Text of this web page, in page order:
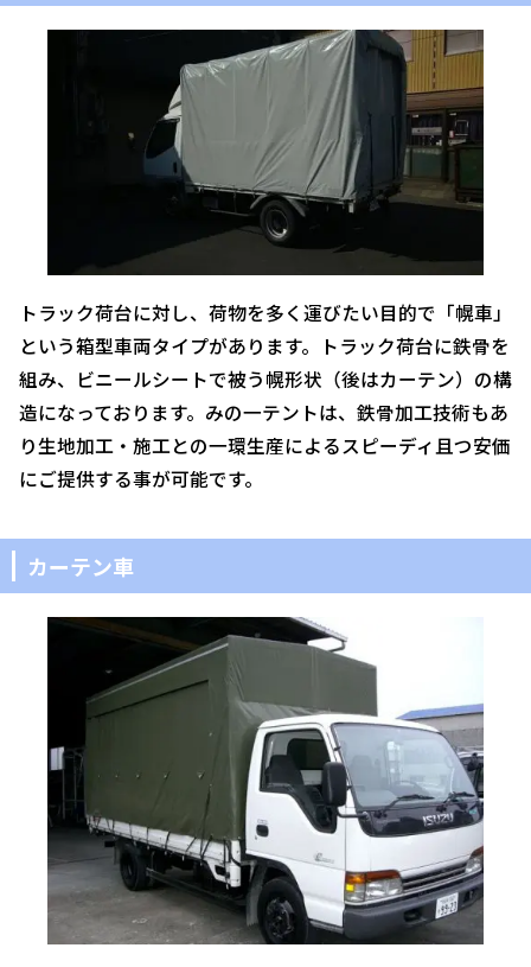
トラック荷台に対し、荷物を多く運びたい目的で「幌車」
という箱型車両タイプがあります。トラック荷台に鉄骨を
組み、ビニールシートで被う幌形状（後はカーテン）の構
造になっております。みの一テントは、鉄骨加工技術もあ
り生地加工・施工との一環生産によるスピーディ且つ安価
にご提供する事が可能です。
カーテン車